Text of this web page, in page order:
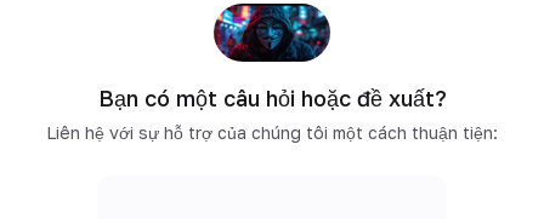
Bạn có một câu hỏi hoặc đề xuất?
Liên hệ với sự hỗ trợ của chúng tôi một cách thuận tiện: